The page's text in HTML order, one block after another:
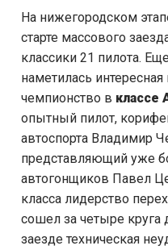
На нижегородском
старте массового
классики 21 пилота.
наметилась
чемпионство в классе
опытный пилот,
автоспорта Владимир
представляющий уже
автогонщиков Павел
класса лидерство
сошел за четыре
заезде техническая